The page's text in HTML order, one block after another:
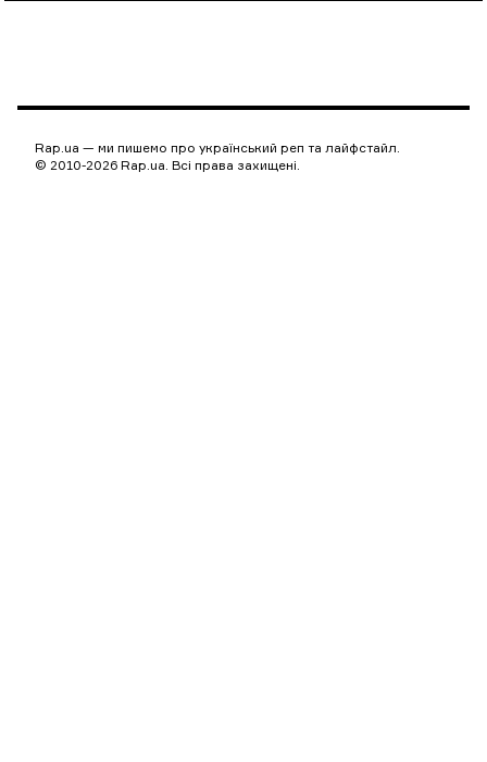
Rap.ua — ми пишемо про український реп та лайфстайл.
© 2010-2026 Rap.ua. Всі права захищені.